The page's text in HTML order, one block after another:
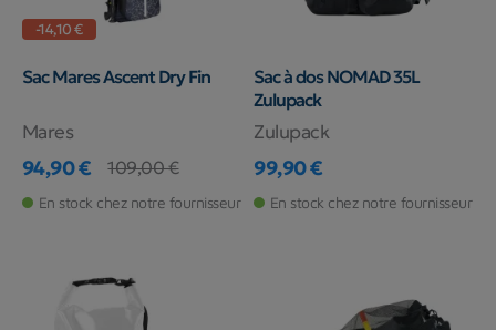
-14,10 €
Sac Mares Ascent Dry Fin
Mares
Prix
94,90 €
Prix de base
109,00 €
En stock chez notre fournisseur
Sac à dos NOMAD 35L
Zulupack
Zulupack
Prix
99,90 €
En stock chez notre fournisseur